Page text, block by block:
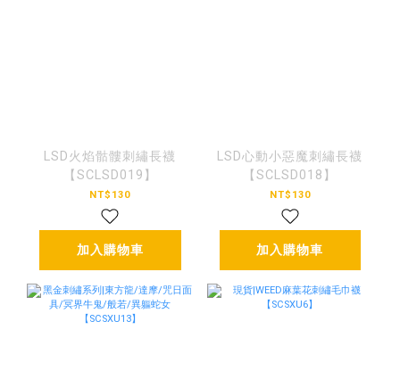
LSD火焰骷髏刺繡長襪
【SCLSD019】
NT$130
加入購物車
LSD心動小惡魔刺繡長襪
【SCLSD018】
NT$130
加入購物車